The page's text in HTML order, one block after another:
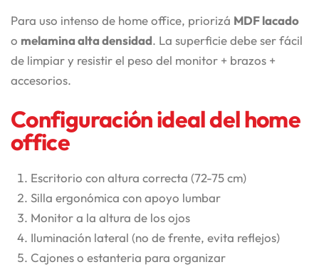
Para uso intenso de home office, priorizá MDF lacado
o melamina alta densidad. La superficie debe ser fácil
de limpiar y resistir el peso del monitor + brazos +
accesorios.
Configuración ideal del home
office
Escritorio con altura correcta (72-75 cm)
Silla ergonómica con apoyo lumbar
Monitor a la altura de los ojos
Iluminación lateral (no de frente, evita reflejos)
Cajones o estanteria para organizar